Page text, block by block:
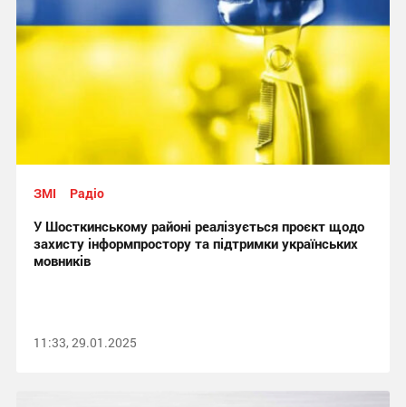
ЗМІ Радіо
У Шосткинському районі реалізується проєкт щодо
захисту інформпростору та підтримки українських
мовників
11:33, 29.01.2025